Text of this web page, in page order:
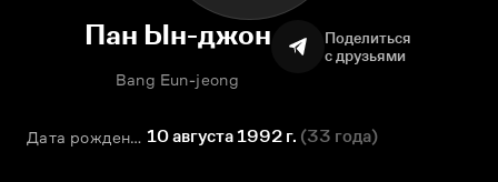
Пан Ын-джон
Bang Eun-jeong
Поделиться
с друзьями
Дата рождения 10 августа 1992 г. (33 года)